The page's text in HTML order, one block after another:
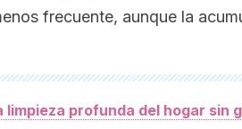
frecuente, aunque la
limpieza profunda del hogar sin